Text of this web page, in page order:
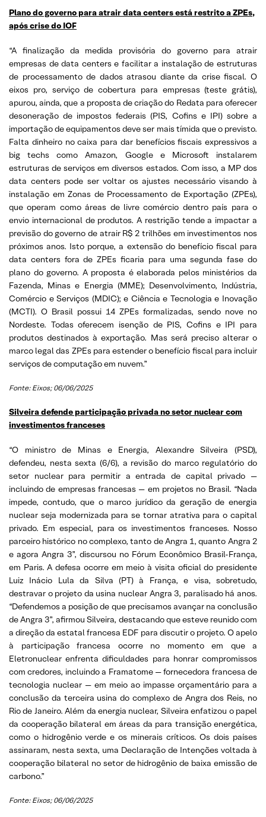
Plano do governo para atrair data centers está restrito a ZPEs,
após crise do IOF
“A finalização da medida provisória do governo para atrair
empresas de data centers e facilitar a instalação de estruturas
de processamento de dados atrasou diante da crise fiscal. O
eixos pro, serviço de cobertura para empresas (teste grátis),
apurou, ainda, que a proposta de criação do Redata para oferecer
desoneração de impostos federais (PIS, Cofins e IPI) sobre a
importação de equipamentos deve ser mais tímida que o previsto.
Falta dinheiro no caixa para dar benefícios fiscais expressivos a
big techs como Amazon, Google e Microsoft instalarem
estruturas de serviços em diversos estados. Com isso, a MP dos
data centers pode ser voltar os ajustes necessário visando à
instalação em Zonas de Processamento de Exportação (ZPEs),
que operam como áreas de livre comércio dentro país para o
envio internacional de produtos. A restrição tende a impactar a
previsão do governo de atrair R$ 2 trilhões em investimentos nos
próximos anos. Isto porque, a extensão do benefício fiscal para
data centers fora de ZPEs ficaria para uma segunda fase do
plano do governo. A proposta é elaborada pelos ministérios da
Fazenda, Minas e Energia (MME); Desenvolvimento, Indústria,
Comércio e Serviços (MDIC); e Ciência e Tecnologia e Inovação
(MCTI). O Brasil possui 14 ZPEs formalizadas, sendo nove no
Nordeste. Todas oferecem isenção de PIS, Cofins e IPI para
produtos destinados à exportação. Mas será preciso alterar o
marco legal das ZPEs para estender o benefício fiscal para incluir
serviços de computação em nuvem.”
Fonte: Eixos; 06/06/2025
Silveira defende participação privada no setor nuclear com
investimentos franceses
“O ministro de Minas e Energia, Alexandre Silveira (PSD),
defendeu, nesta sexta (6/6), a revisão do marco regulatório do
setor nuclear para permitir a entrada de capital privado —
incluindo de empresas francesas — em projetos no Brasil. “Nada
impede, contudo, que o marco jurídico da geração de energia
nuclear seja modernizada para se tornar atrativa para o capital
privado. Em especial, para os investimentos franceses. Nosso
parceiro histórico no complexo, tanto de Angra 1, quanto Angra 2
e agora Angra 3”, discursou no Fórum Econômico Brasil-França,
em Paris. A defesa ocorre em meio à visita oficial do presidente
Luiz Inácio Lula da Silva (PT) à França, e visa, sobretudo,
destravar o projeto da usina nuclear Angra 3, paralisado há anos.
“Defendemos a posição de que precisamos avançar na conclusão
de Angra 3”, afirmou Silveira, destacando que esteve reunido com
a direção da estatal francesa EDF para discutir o projeto. O apelo
à participação francesa ocorre no momento em que a
Eletronuclear enfrenta dificuldades para honrar compromissos
com credores, incluindo a Framatome — fornecedora francesa de
tecnologia nuclear — em meio ao impasse orçamentário para a
conclusão da terceira usina do complexo de Angra dos Reis, no
Rio de Janeiro. Além da energia nuclear, Silveira enfatizou o papel
da cooperação bilateral em áreas da para transição energética,
como o hidrogênio verde e os minerais críticos. Os dois países
assinaram, nesta sexta, uma Declaração de Intenções voltada à
cooperação bilateral no setor de hidrogênio de baixa emissão de
carbono.”
Fonte: Eixos; 06/06/2025